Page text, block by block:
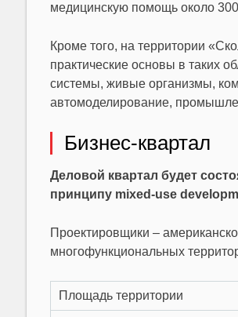
медицинскую помощь около
Кроме того, на территории
практические основы в таких
системы, живые организмы,
автомоделирование,
Бизнес-квартал
Деловой квартал будет
принципу mixed-use
Проектировщики –
многофункциональных
Площадь территории